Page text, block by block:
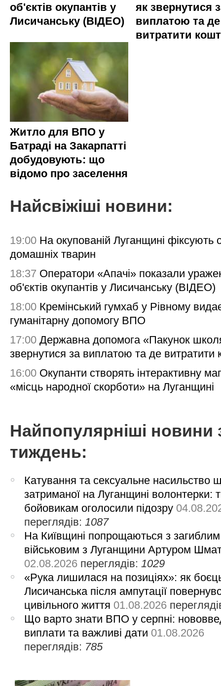
об'єктів окупантів у
Лисичанську (ВІДЕО)
як звернутися
виплатою та де
витратити
Житло для ВПО у
Батраді на Закарпатті
добудовують: що
відомо про заселення
Найсвіжіші новини:
19:00 На окупованій Луганщині фіксують
домашніх тварин
18:37 Оператори «Апачі» показали
об'єктів окупантів у Лисичанську (ВІДЕО)
18:00 Кремінський гумхаб у Рівному
гуманітарну допомогу ВПО
17:00 Державна допомога «Пакунок
звернутися за виплатою та де витратити
16:00 Окупанти створять інтерактивну
«місць народної скорботи» на Луганщині
Найпопулярніші новини
тиждень:
Катування та сексуальне насильство
затриманої на Луганщині волонтерки:
бойовикам оголосили підозру
переглядів:1087
На Київщині попрощаються з загиблим
військовим з Луганщини Артуром
02.08.2026 переглядів:1029
«Рука лишилася на позиціях»: як
Лисичанська після ампутації
цивільного життя 01.08.2026
Що варто знати ВПО у серпні:
виплати та важливі дати 01.08.2026
переглядів: 785